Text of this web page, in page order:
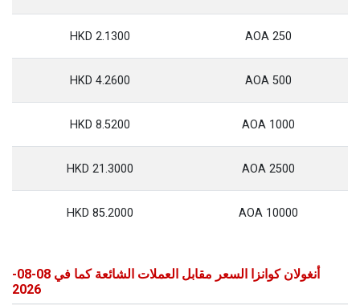
250 AOA
2.1300 HKD
500 AOA
4.2600 HKD
1000 AOA
8.5200 HKD
2500 AOA
21.3000 HKD
10000 AOA
85.2000 HKD
أنغولان كوانزا السعر مقابل العملات الشائعة كما في 08-08-
2026